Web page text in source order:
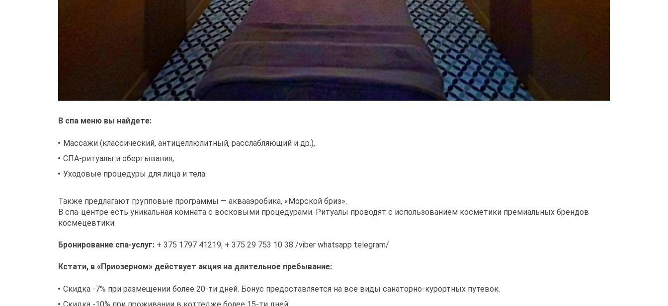
В спа меню вы найдете:
Массажи (классический, антицеллюлитный, расслабляющий и др.),
СПА-ритуалы и обертывания,
Уходовые процедуры для лица и тела.
Также предлагают групповые программы — аквааэробика, «Морской бриз».
В спа-центре есть уникальная комната с восковыми процедурами. Ритуалы проводят с использованием косметики премиальных брендов
космецевтики.
Бронирование спа-услуг: + 375 1797 41219, + 375 29 753 10 38 /viber whatsapp telegram/
Кстати, в «Приозерном» действует акция на длительное пребывание:
Скидка -7% при размещении более 20-ти дней. Бонус предоставляется на все виды санаторно-курортных путевок.